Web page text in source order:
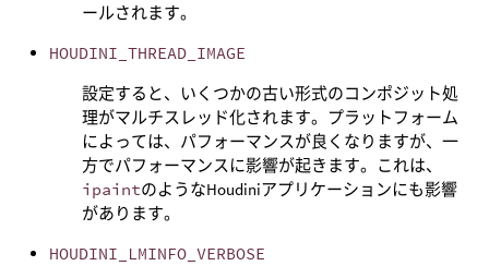
ールされます。
HOUDINI_THREAD_IMAGE
設定すると、いくつかの古い形式のコンポジット処
理がマルチスレッド化されます。プラットフォーム
によっては、パフォーマンスが良くなりますが、一
方でパフォーマンスに影響が起きます。これは、
ipaintのようなHoudiniアプリケーションにも影響
があります。
HOUDINI_LMINFO_VERBOSE